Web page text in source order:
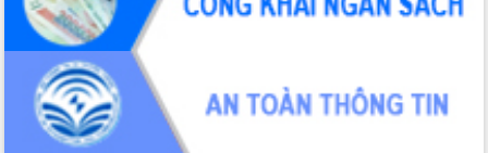
món ăn từ sầu riêng
Đắk Lắk công bố Quy hoạch và xúc
tiến đầu tư tỉnh
Ngành cá ngừ Đắk Lắk chủ động thích
ứng để giữ vững thị trường xuất khẩu
Diễn đàn Kinh tế tư nhân Việt Nam đột